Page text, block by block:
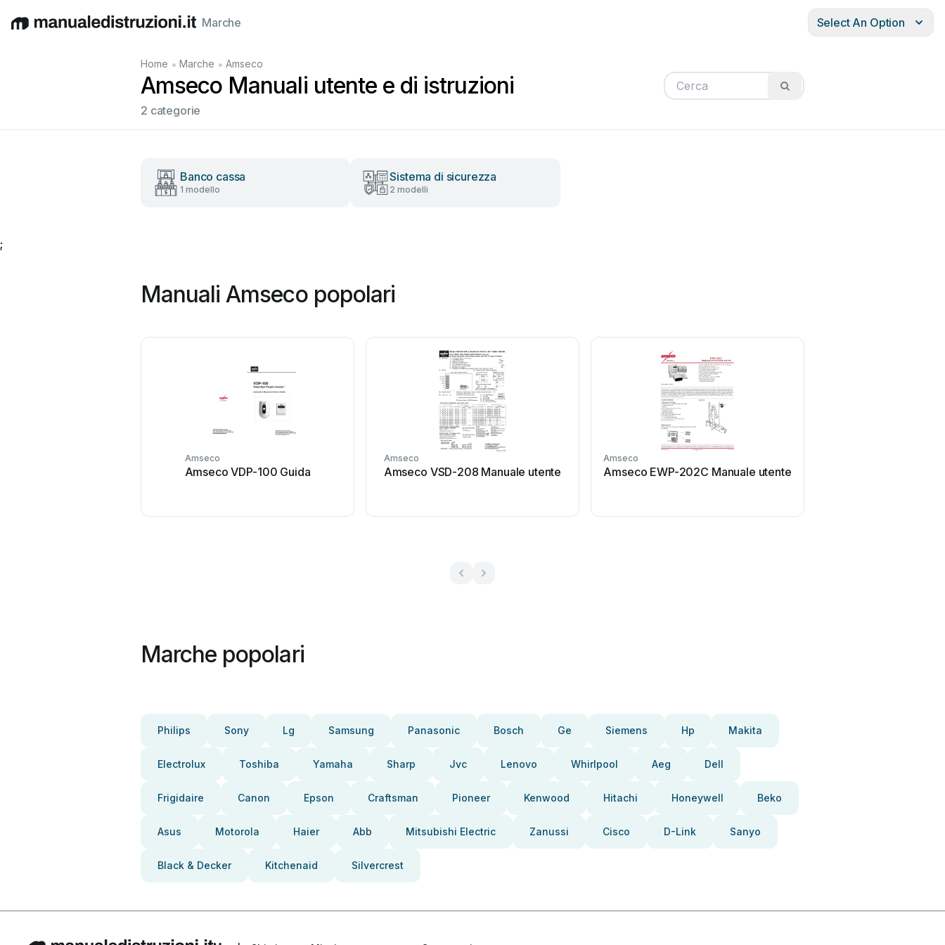
EnglishDeutschEspañol Italiano Français
Marche Select An Option
Home • Marche • Amseco
Amseco Manuali utente e di istruzioni
2 categorie
Banco cassa
1 modello
Sistema di sicurezza
2 modelli
;
Manuali Amseco popolari
Amseco
Amseco VDP-100 Guida
Amseco
Amseco VSD-208 Manuale utente
Amseco
Amseco EWP-202C Manuale utente
Marche popolari
Philips Sony Lg Samsung Panasonic Bosch Ge Siemens Hp Makita
Electrolux Toshiba Yamaha Sharp Jvc Lenovo Whirlpool Aeg Dell
Frigidaire Canon Epson Craftsman Pioneer Kenwood Hitachi Honeywell Beko
Asus Motorola Haier Abb Mitsubishi Electric Zanussi Cisco D-Link Sanyo
Black & Decker Kitchenaid Silvercrest